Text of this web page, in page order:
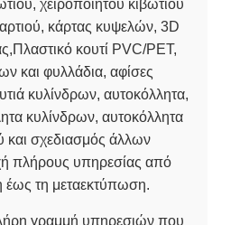
χειροποίητου κιβωτίου
κάρτας κυψελών, 3D
κουτί PVC/PET,
και φυλλάδια, αφίσες
κυλίνδρων, αυτοκόλλητα,
κυλίνδρων, αυτοκόλλητα
και σχεδιασμός άλλων
πλήρους υπηρεσίας από
τη μεταεκτύπωση.
γραμμή υπηρεσιών που